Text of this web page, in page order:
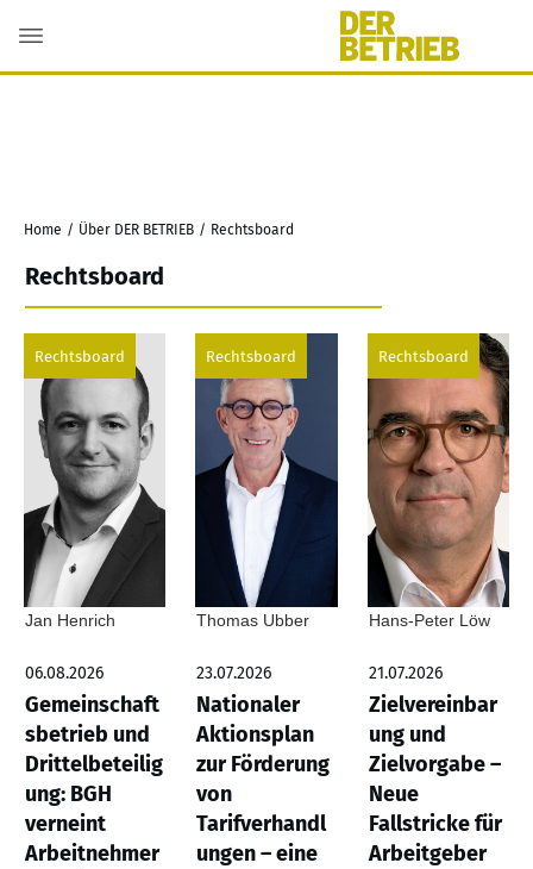
Home / Über DER BETRIEB / Rechtsboard
Rechtsboard
Rechtsboard
Jan Henrich
06.08.2026
Gemeinschaft
sbetrieb und
Drittelbeteilig
ung: BGH
verneint
Arbeitnehmer
Rechtsboard
Thomas Ubber
23.07.2026
Nationaler
Aktionsplan
zur Förderung
von
Tarifverhandl
ungen – eine
Rechtsboard
Hans-Peter Löw
21.07.2026
Zielvereinbar
ung und
Zielvorgabe –
Neue
Fallstricke für
Arbeitgeber